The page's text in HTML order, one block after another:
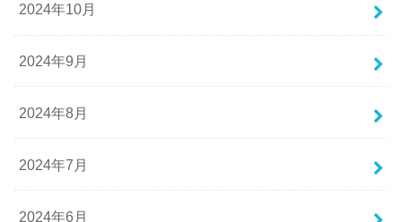
2024年10月
2024年9月
2024年8月
2024年7月
2024年6月